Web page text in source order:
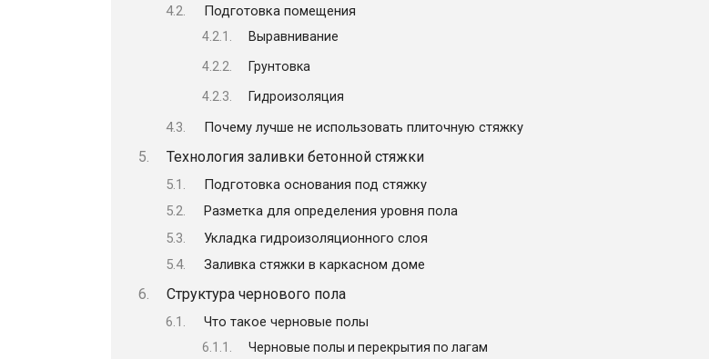
Подготовка помещения
Выравнивание
Грунтовка
Гидроизоляция
Почему лучше не использовать плиточную стяжку
Технология заливки бетонной стяжки
Подготовка основания под стяжку
Разметка для определения уровня пола
Укладка гидроизоляционного слоя
Заливка стяжки в каркасном доме
Структура чернового пола
Что такое черновые полы
Черновые полы и перекрытия по лагам